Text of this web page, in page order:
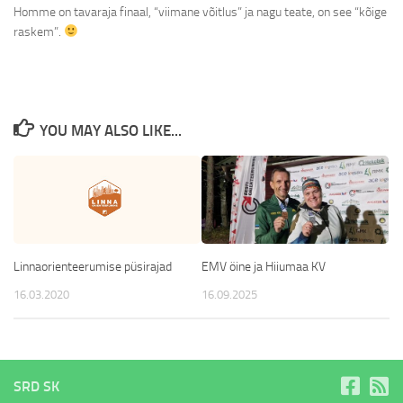
Homme on tavaraja finaal, “viimane võitlus” ja nagu teate, on see “kõige
raskem”.
YOU MAY ALSO LIKE...
Linnaorienteerumise püsirajad
16.03.2020
EMV öine ja Hiiumaa KV
16.09.2025
SRD SK